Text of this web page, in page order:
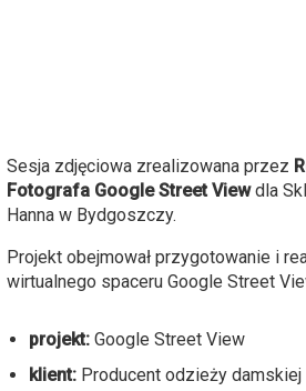
Sesja zdjęciowa zrealizowana przez
Fotografa Google Street Viewdla
Hanna w Bydgoszczy.
Projekt obejmował przygotowanie i
wirtualnego spaceru Google Street
projekt: Google Street View
klient: Producent odzieży damskiej